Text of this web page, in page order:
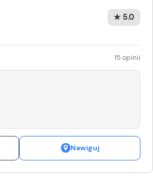
★ 5.0
15 opinii
Nawiguj